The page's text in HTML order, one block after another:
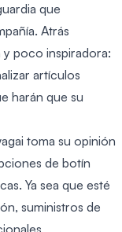
que
Atrás
poco inspiradora:
artículos
harán que su
toma su opinión
de botín
Ya sea que esté
suministros de